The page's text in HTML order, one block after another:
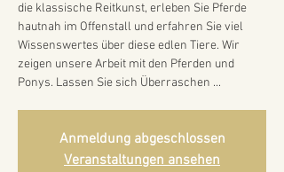
die klassische Reitkunst, erleben Sie Pferde
hautnah im Offenstall und erfahren Sie viel
Wissenswertes über diese edlen Tiere. Wir
zeigen unsere Arbeit mit den Pferden und
Ponys. Lassen Sie sich Überraschen ...
Anmeldung abgeschlossen
Veranstaltungen ansehen